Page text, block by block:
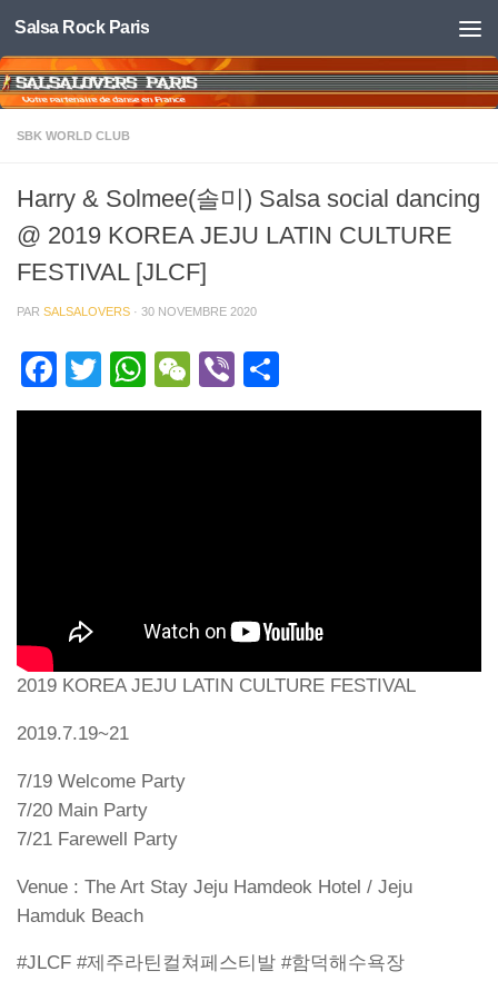
Skip to content
Salsa Rock Paris
SBK WORLD CLUB
Harry & Solmee(솔미) Salsa social dancing
@ 2019 KOREA JEJU LATIN CULTURE
FESTIVAL [JLCF]
PAR SALSALOVERS · 30 NOVEMBRE 2020
Facebook
TwitterWhatsApp
WeChat
Viber
2019 KOREA JEJU LATIN CULTURE FESTIVAL
2019.7.19~21
7/19 Welcome Party
7/20 Main Party
7/21 Farewell Party
Venue : The Art Stay Jeju Hamdeok Hotel / Jeju
Hamduk Beach
#JLCF #제주라틴컬쳐페스티발 #함덕해수욕장